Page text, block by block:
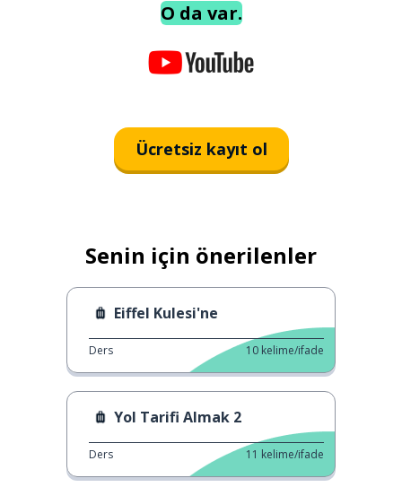
O da var.
Ücretsiz kayıt ol
Senin için önerilenler
Eiffel Kulesi'ne
Ders 10 kelime/ifade
Yol Tarifi Almak 2
Ders 11 kelime/ifade